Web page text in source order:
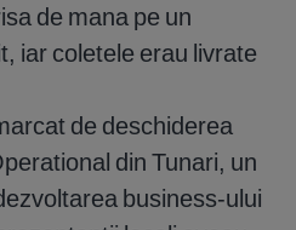
de mana pe un
iar coletele erau livrate
de deschiderea
din Tunari, un
business-ului